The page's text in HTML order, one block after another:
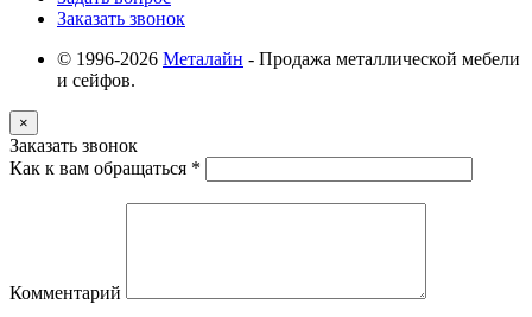
Заказать звонок
© 1996-2026 Металайн - Продажа металлической мебели
и сейфов.
×
Заказать звонок
Как к вам обращаться *
Комментарий